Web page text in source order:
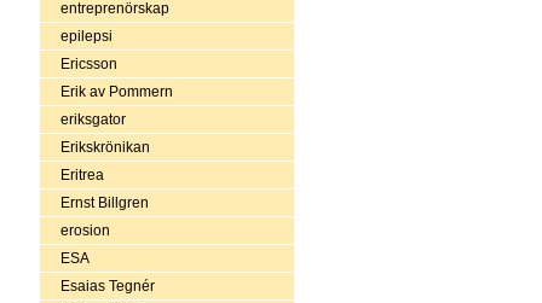
entreprenörskap
epilepsi
Ericsson
Erik av Pommern
eriksgator
Erikskrönikan
Eritrea
Ernst Billgren
erosion
ESA
Esaias Tegnér